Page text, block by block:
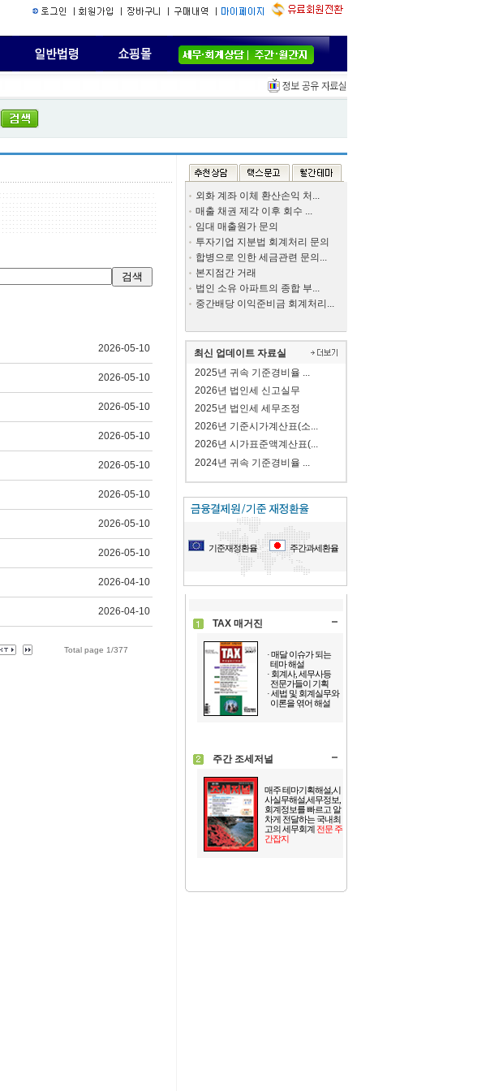
2026-05-10
2026-05-10
2026-05-10
2026-05-10
2026-05-10
2026-05-10
2026-05-10
2026-05-10
2026-04-10
2026-04-10
Total page 1/377
외화 계좌 이체 환산손익 처...
매출 채권 제각 이후 회수 ...
임대 매출원가 문의
투자기업 지분법 회계처리 문의
합병으로 인한 세금관련 문의...
본지점간 거래
법인 소유 아파트의 종합 부...
중간배당 이익준비금 회계처리...
최신 업데이트 자료실
2025년 귀속 기준경비율 ...
2026년 법인세 신고실무
2025년 법인세 세무조정
2026년 기준시가계산표(소...
2026년 시가표준액계산표(...
2024년 귀속 기준경비율 ...
기준재정환율 주간과세환율
TAX 매거진
· 매달 이슈가 되는
테마 해설
· 회계사, 세무사등
전문가들이 기획
· 세법 및 회계실무와
이론을 엮어 해설
주간 조세저널
매주 테마기획해설,시
사실무해설,세무정보,
회계정보를 빠르고 알
차게 전달하는 국내최
고의 세무회계 전문 주
간잡지